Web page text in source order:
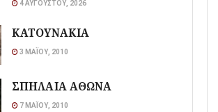
4 ΑΥΓΟΎΣΤΟΥ, 2026
ΚΑΤΟΥΝΑΚΙΑ
3 ΜΑΪ́ΟΥ, 2010
ΣΠΗΛΑΙΑ ΑΘΩΝΑ
7 ΜΑΪ́ΟΥ, 2010